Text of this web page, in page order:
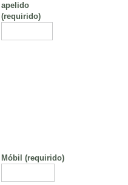
apelido
(requirido)
Móbil (requirido)